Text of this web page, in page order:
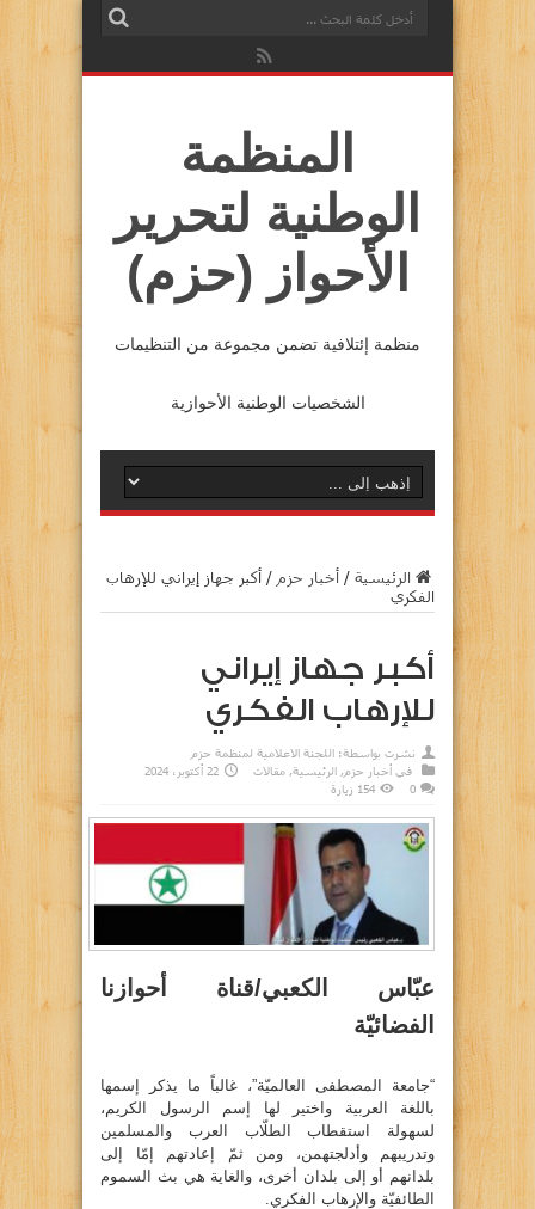
المنظمة
الوطنية لتحرير
الأحواز (حزم)
منظمة إئتلافية تضمن مجموعة من التنظيمات
الشخصيات الوطنية الأحوازية
الرئيسية / أخبار حزم / أكبر جهاز إيراني للإرهاب
الفكري
أكبر جهاز إيراني
للإرهاب الفكري
نشرت بواسطة: اللجنة الاعلامية لمنظمة حزم
في أخبار حزم, الرئيسية, مقالات
22 أكتوبر، 2024
0
154 زيارة
عبّاس الكعبي/قناة أحوازنا
الفضائيّة
“جامعة المصطفى العالميّة”، غالباً ما يذكر إسمها
باللغة العربية واختير لها إسم الرسول الكريم،
لسهولة استقطاب الطلّاب العرب والمسلمين
وتدريبهم وأدلجتهمن، ومن ثمّ إعادتهم إمّا إلى
بلدانهم أو إلى بلدان أخرى، والغاية هي بث السموم
الطائفيّة والإرهاب الفكري.